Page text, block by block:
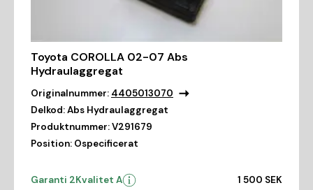
Toyota COROLLA 02-07 Abs
Hydraulaggregat
Originalnummer: 4405013070
Delkod:Abs Hydraulaggregat
Produktnummer:V291679
Position: Ospecificerat
Garanti 2Kvalitet A 1 500 SEK